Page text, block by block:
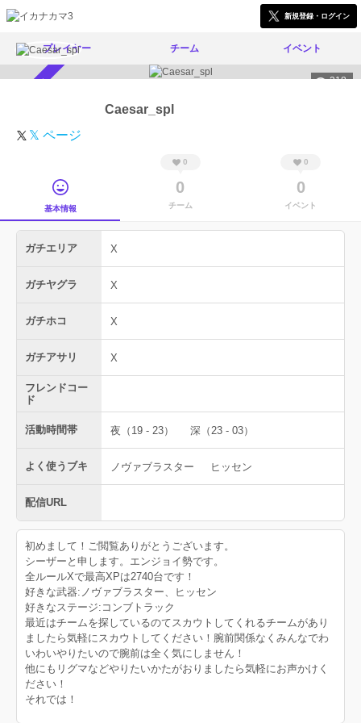
新規登録・ログイン
プレイヤー チーム イベント
318
Caesar_spl
𝕏 ページ
基本情報
0
0
チーム
0
0
イベント
ガチエリア X
ガチヤグラ X
ガチホコ X
ガチアサリ X
フレンドコー
ド
活動時間帯 夜（19 - 23） 深（23 - 03）
よく使うブキ ノヴァブラスター ヒッセン
配信URL
初めまして！ご閲覧ありがとうございます。
シーザーと申します。エンジョイ勢です。
全ルールXで最高XPは2740台です！
好きな武器:ノヴァブラスター、ヒッセン
好きなステージ:コンブトラック
最近はチームを探しているのてスカウトしてくれるチームがあり
ましたら気軽にスカウトしてください！腕前関係なくみんなでわ
いわいやりたいので腕前は全く気にしません！
他にもリグマなどやりたいかたがおりましたら気軽にお声かけく
ださい！
それでは！